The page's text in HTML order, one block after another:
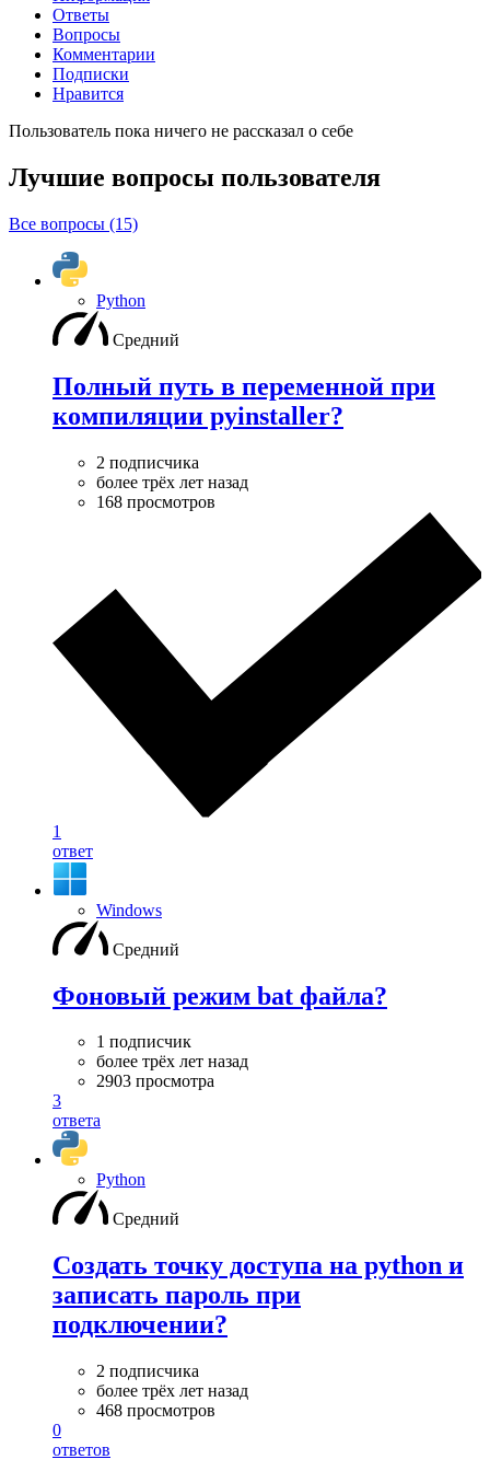
Ответы
Вопросы
Комментарии
Подписки
Нравится
Пользователь пока ничего не рассказал о себе
Лучшие вопросы пользователя
Все вопросы (15)
Python
Средний
Полный путь в переменной при
компиляции pyinstaller?
2 подписчика
более трёх лет назад
168 просмотров
1
ответ
Windows
Средний
Фоновый режим bat файла?
1 подписчик
более трёх лет назад
2903 просмотра
3
ответа
Python
Средний
Создать точку доступа на python и
записать пароль при
подключении?
2 подписчика
более трёх лет назад
468 просмотров
0
ответов